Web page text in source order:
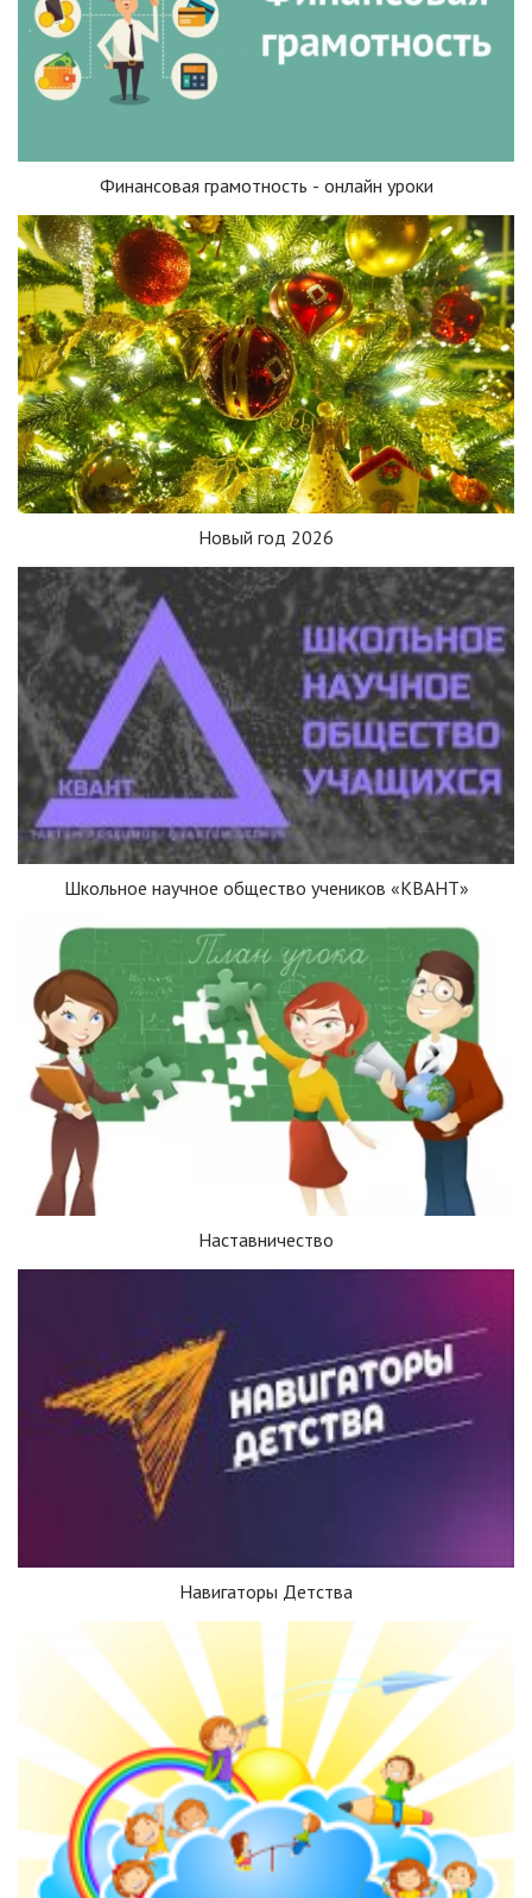
Финансовая грамотность - онлайн уроки
Новый год 2026
Школьное научное общество учеников «КВАНТ»
Наставничество
Навигаторы Детства